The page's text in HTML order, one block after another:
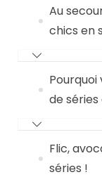
Au
chics en
Pourquoi
de séries
Flic,
séries !